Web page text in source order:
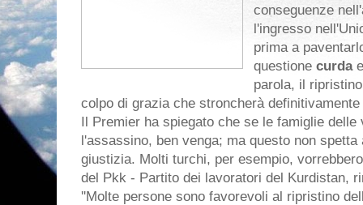
conseguenze
l'ingresso
prima a
questione curdae
parola, il
colpo di grazia che stroncherà
Il Premier ha spiegato che se le famiglie
l'assassino, ben venga; ma questo non
giustizia. Molti turchi, per esempio,
del Pkk - Partito dei lavoratori del Kurdistan,
''Molte persone sono favorevoli al ripristino